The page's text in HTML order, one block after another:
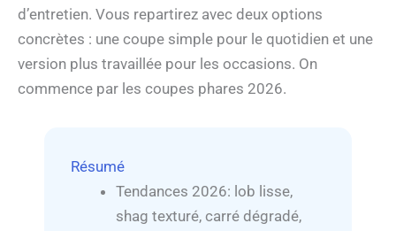
d’entretien. Vous repartirez avec deux options
concrètes : une coupe simple pour le quotidien et une
version plus travaillée pour les occasions. On
commence par les coupes phares 2026.
Résumé
Tendances 2026: lob lisse,
shag texturé, carré dégradé,